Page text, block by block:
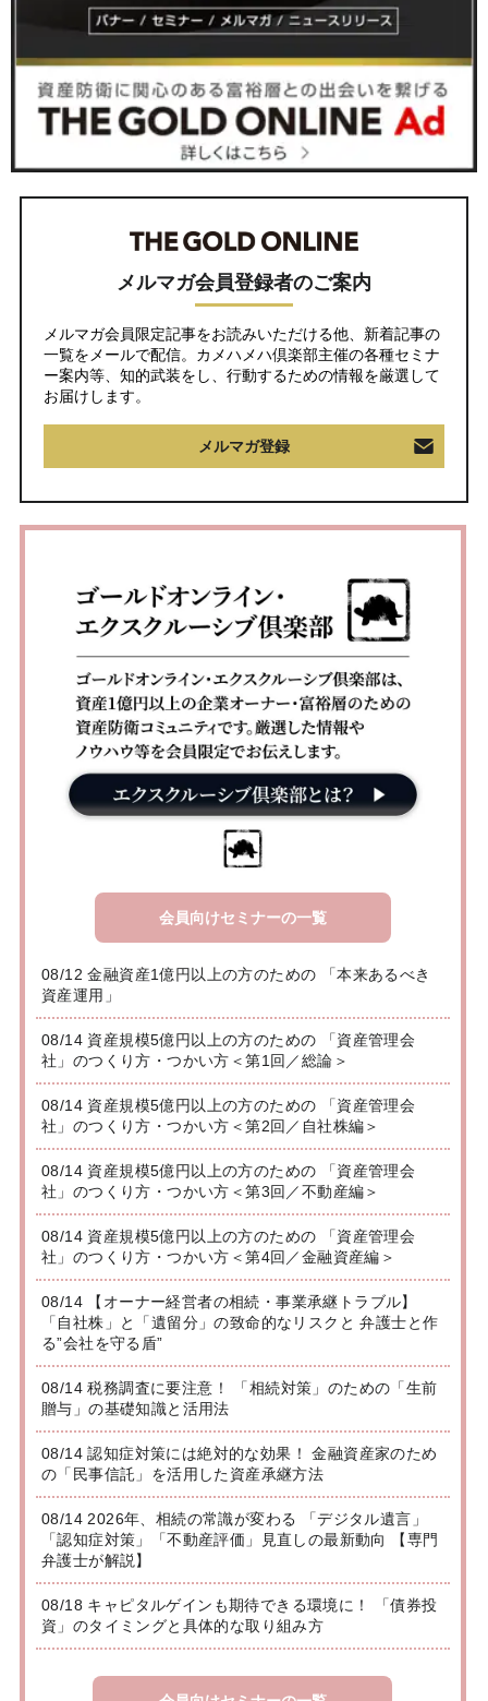
メルマガ会員登録者のご案内
メルマガ会員限定記事をお読みいただける他、新着記事の
一覧をメールで配信。カメハメハ倶楽部主催の各種セミナ
ー案内等、知的武装をし、行動するための情報を厳選して
お届けします。
メルマガ登録
会員向けセミナーの一覧
08/12 金融資産1億円以上の方のための 「本来あるべき
資産運用」
08/14 資産規模5億円以上の方のための 「資産管理会
社」のつくり方・つかい方＜第1回／総論＞
08/14 資産規模5億円以上の方のための 「資産管理会
社」のつくり方・つかい方＜第2回／自社株編＞
08/14 資産規模5億円以上の方のための 「資産管理会
社」のつくり方・つかい方＜第3回／不動産編＞
08/14 資産規模5億円以上の方のための 「資産管理会
社」のつくり方・つかい方＜第4回／金融資産編＞
08/14 【オーナー経営者の相続・事業承継トラブル】
「自社株」と「遺留分」の致命的なリスクと 弁護士と作
る”会社を守る盾”
08/14 税務調査に要注意！ 「相続対策」のための「生前
贈与」の基礎知識と活用法
08/14 認知症対策には絶対的な効果！ 金融資産家のため
の「民事信託」を活用した資産承継方法
08/14 2026年、相続の常識が変わる 「デジタル遺言」
「認知症対策」「不動産評価」見直しの最新動向 【専門
弁護士が解説】
08/18 キャピタルゲインも期待できる環境に！ 「債券投
資」のタイミングと具体的な取り組み方